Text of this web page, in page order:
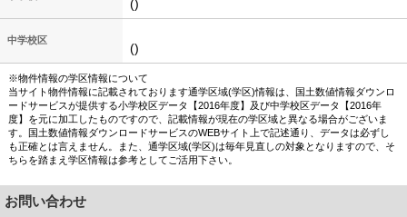
()
中学校区
()
※物件情報の学区情報について
当サイト物件情報に記載されております通学区域(学区)情報は、国土数値情報ダウンロ
ードサービスが提供する小学校区データ【2016年度】及び中学校区データ【2016年
度】を元に加工したものですので、記載情報が現在の学区域と異なる場合がございま
す。国土数値情報ダウンロードサービスのWEBサイト上で記述通り、データは必ずし
も正確とは言えません。また、通学区域(学区)は毎年見直しの対象となりますので、そ
ちらを踏まえ学区情報は参考としてご活用下さい。
お問い合わせ